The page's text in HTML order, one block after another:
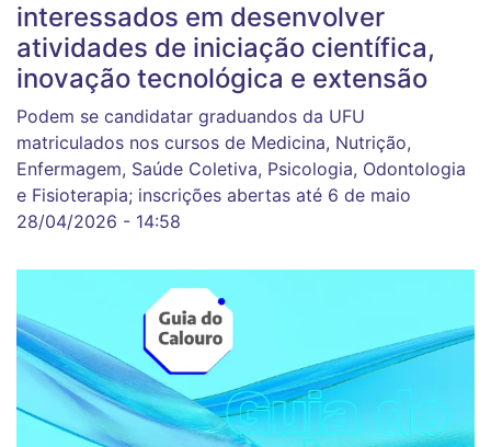
interessados em desenvolver
atividades de iniciação científica,
inovação tecnológica e extensão
Podem se candidatar graduandos da UFU
matriculados nos cursos de Medicina, Nutrição,
Enfermagem, Saúde Coletiva, Psicologia, Odontologia
e Fisioterapia; inscrições abertas até 6 de maio
28/04/2026 - 14:58